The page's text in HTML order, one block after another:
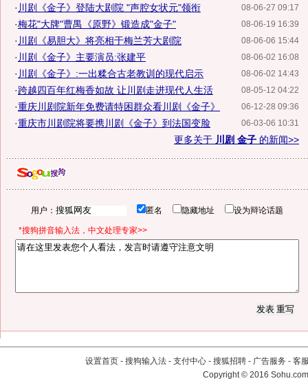
08-06-27 09:17
· 川剧《金子》登陆大剧院 "声腔女状元"领衔
08-06-19 16:39
·梅花"大牌"曹禺《原野》锻造成"金子"
08-06-06 15:44
· 川剧《易胆大》将亮相于梅兰芳大剧院
08-06-02 16:08
· 川剧《金子》主要演员:张建平
08-06-02 14:43
· 川剧《金子》:一出糅合古老教训的现代启示
08-05-12 04:22
·跨越四百年红梅香如故 让川剧走进现代人生活
06-12-28 09:36
·重庆川剧院新年免费请特困群众看川剧《金子》
06-03-06 10:31
·重庆市川剧院将要携川剧《金子》到法国变脸
更多关于 川剧 金子 的新闻>>
用户： 匿名 隐藏地址 设为辩论话题
*搜狗拼音输入法，中文处理专家>>
设置首页 - 搜狗输入法 - 支付中心 - 搜狐招聘 - 广告服务 - 客
Copyright©2016